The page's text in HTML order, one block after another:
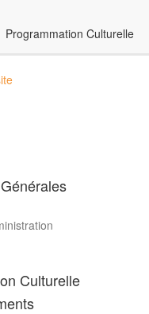
Programmation Culturelle
Culturelle